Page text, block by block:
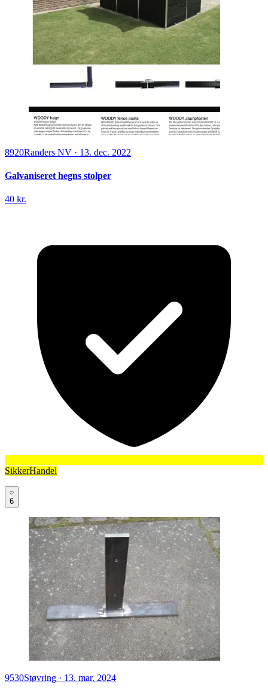
8920Randers NV · 13. dec. 2022
Galvaniseret hegns stolper
40 kr.
SikkerHandel
6
9530Støvring · 13. mar. 2024